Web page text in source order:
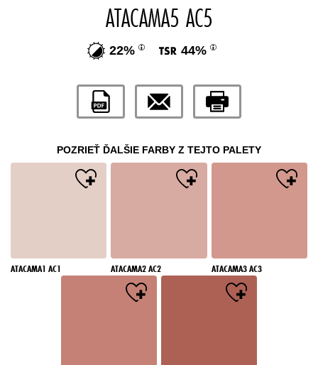
ATACAMA5 AC5
22% 44%
POZRIEŤ ĎALŠIE FARBY Z TEJTO PALETY
ATACAMA1 AC1 ATACAMA2 AC2 ATACAMA3 AC3